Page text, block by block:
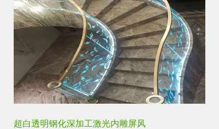
玄关水晶立体雕刻3D激光内雕玻璃